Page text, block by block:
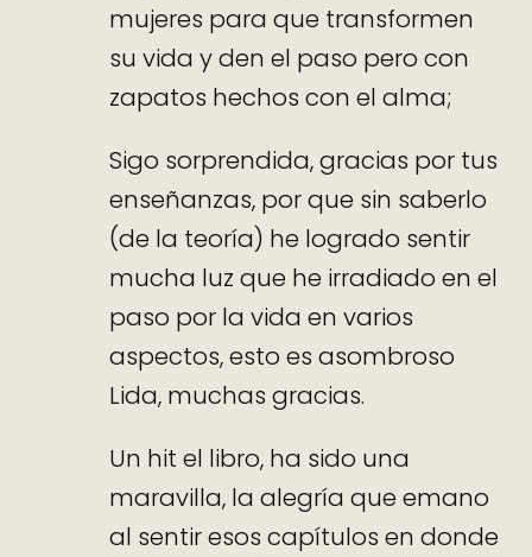
mujeres para que transformen
su vida y den el paso pero con
zapatos hechos con el alma;
Sigo sorprendida, gracias por tus
enseñanzas, por que sin saberlo
(de la teoría) he logrado sentir
mucha luz que he irradiado en el
paso por la vida en varios
aspectos, esto es asombroso
Lida, muchas gracias.
Un hit el libro, ha sido una
maravilla, la alegría que emano
al sentir esos capítulos en donde